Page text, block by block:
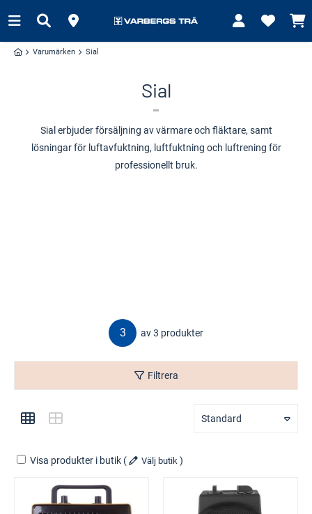
Varumärken Sial
Sial
Sial erbjuder försäljning av värmare och fläktare, samt
lösningar för luftavfuktning, luftfuktning och luftrening för
professionellt bruk.
3 av 3 produkter
Filtrera
Standard
Visa produkter i butik ( Välj butik )